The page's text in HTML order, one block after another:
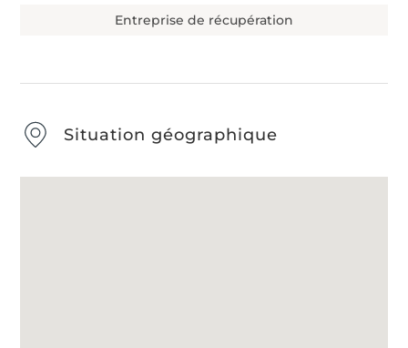
Entreprise de récupération
Situation géographique